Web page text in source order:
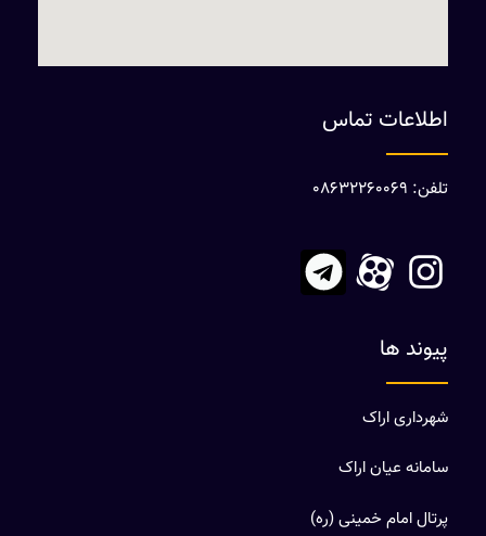
اطلاعات تماس
تلفن: 08632260069
پیوند ها
شهرداری اراک
سامانه عیان اراک
پرتال امام خمینی (ره)